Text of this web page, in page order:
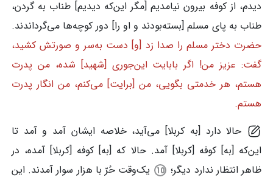
دیدم، از کوفه بیرون نیامدیم [مگر این‌که دیدیم] طناب به گردن،
طناب به پای مسلم [بسته‌بودند و او را] دور کوچه‌ها می‌گرداندند.
حضرت دختر مسلم را صدا زد [و] دست به‌سر و صورتش کشید،
گفت: عزیز من! اگر بابایت این‌جوری [شهید] شده، من پدرت
هستم، هر خدمتی بگویی، من [برایت] می‌کنم، من انگار پدرت
هستم.
حالا دارد [به کربلا] می‌آید، خلاصه ایشان آمد و آمد تا
این‌که [به] کوفه [کربلا] آمد. حالا که [به] کوفه [کربلا] آمده، در
ظاهر انتظار ندارد دیگر؛
یک‌وقت حُرّ با هزار سوار آمدند. این